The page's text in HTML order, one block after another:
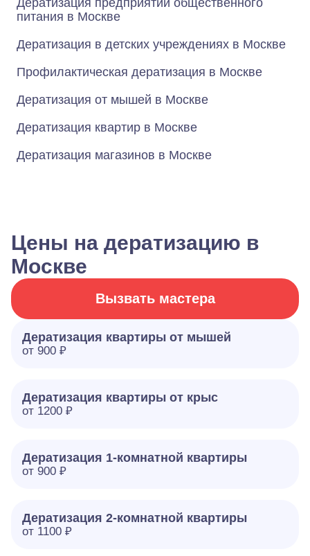
Дератизация предприятий общественного
питания в Москве
Дератизация в детских учреждениях в Москве
Профилактическая дератизация в Москве
Дератизация от мышей в Москве
Дератизация квартир в Москве
Дератизация магазинов в Москве
Цены на дератизацию в
Москве
Вызвать мастера
Дератизация квартиры от мышей
от 900 ₽
Дератизация квартиры от крыс
от 1200 ₽
Дератизация 1-комнатной квартиры
от 900 ₽
Дератизация 2-комнатной квартиры
от 1100 ₽